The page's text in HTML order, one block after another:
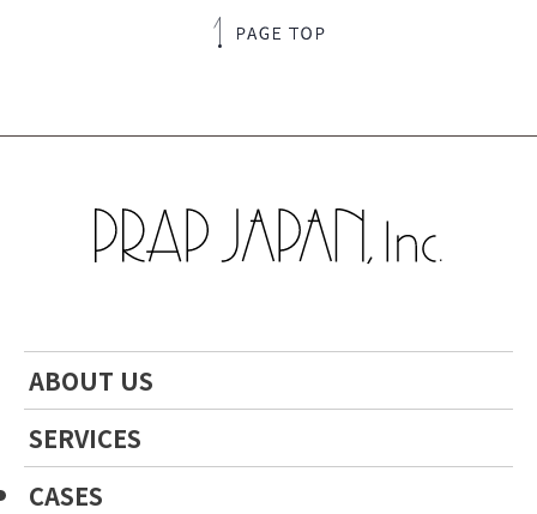
ABOUT US
SERVICES
CASES